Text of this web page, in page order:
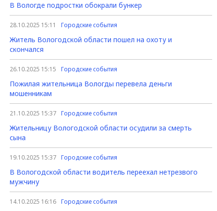
В Вологде подростки обокрали бункер
28.10.2025 15:11 Городские события
Житель Вологодской области пошел на охоту и
скончался
26.10.2025 15:15 Городские события
Пожилая жительница Вологды перевела деньги
мошенникам
21.10.2025 15:37 Городские события
Жительницу Вологодской области осудили за смерть
сына
19.10.2025 15:37 Городские события
В Вологодской области водитель переехал нетрезвого
мужчину
14.10.2025 16:16 Городские события